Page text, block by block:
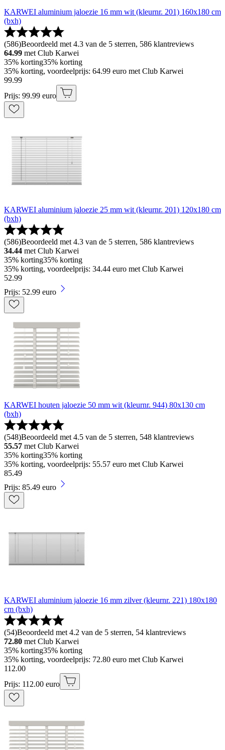
KARWEI aluminium jaloezie 16 mm wit (kleurnr. 201) 160x180 cm
(bxh)
(586)Beoordeeld met 4.3 van de 5 sterren, 586 klantreviews
64.99 met Club Karwei
35% korting35% korting
35% korting, voordeelprijs: 64.99 euro met Club Karwei
99.99
Prijs: 99.99 euro
KARWEI aluminium jaloezie 25 mm wit (kleurnr. 201) 120x180 cm
(bxh)
(586)Beoordeeld met 4.3 van de 5 sterren, 586 klantreviews
34.44 met Club Karwei
35% korting35% korting
35% korting, voordeelprijs: 34.44 euro met Club Karwei
52.99
Prijs: 52.99 euro
KARWEI houten jaloezie 50 mm wit (kleurnr. 944) 80x130 cm
(bxh)
(548)Beoordeeld met 4.5 van de 5 sterren, 548 klantreviews
55.57 met Club Karwei
35% korting35% korting
35% korting, voordeelprijs: 55.57 euro met Club Karwei
85.49
Prijs: 85.49 euro
KARWEI aluminium jaloezie 16 mm zilver (kleurnr. 221) 180x180
cm (bxh)
(54)Beoordeeld met 4.2 van de 5 sterren, 54 klantreviews
72.80 met Club Karwei
35% korting35% korting
35% korting, voordeelprijs: 72.80 euro met Club Karwei
112.00
Prijs: 112.00 euro